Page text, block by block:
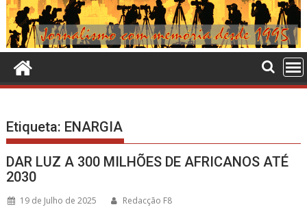
Etiqueta: ENARGIA
DAR LUZ A 300 MILHÕES DE AFRICANOS ATÉ
2030
19 de Julho de 2025 Redacção F8